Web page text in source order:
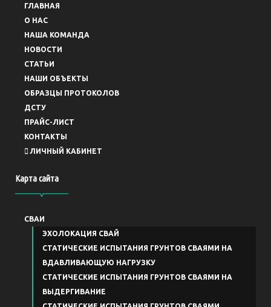
ГЛАВНАЯ
O НАС
НАША КОМАНДА
НОВОСТИ
СТАТЬИ
НАШИ ОБЪЕКТЫ
ОБРАЗЦЫ ПРОТОКОЛОВ
ДСТУ
ПРАЙС-ЛИСТ
КОНТАКТЫ
ЛИЧНЫЙ КАБИНЕТ
Карта сайта
СВАИ
ЭХОЛОКАЦИЯ СВАЙ
СТАТИЧЕСКИЕ ИСПЫТАНИЯ ГРУНТОВ СВАЯМИ НА
ВДАВЛИВАЮЩУЮ НАГРУЗКУ
СТАТИЧЕСКИЕ ИСПЫТАНИЯ ГРУНТОВ СВАЯМИ НА
ВЫДЕРГИВАНИЕ